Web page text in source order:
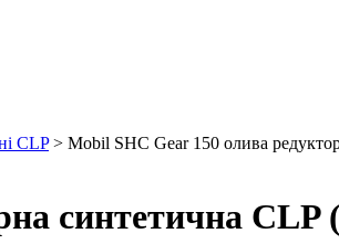
CLP> Mobil SHC Gear 150 олива
синтетична CLP